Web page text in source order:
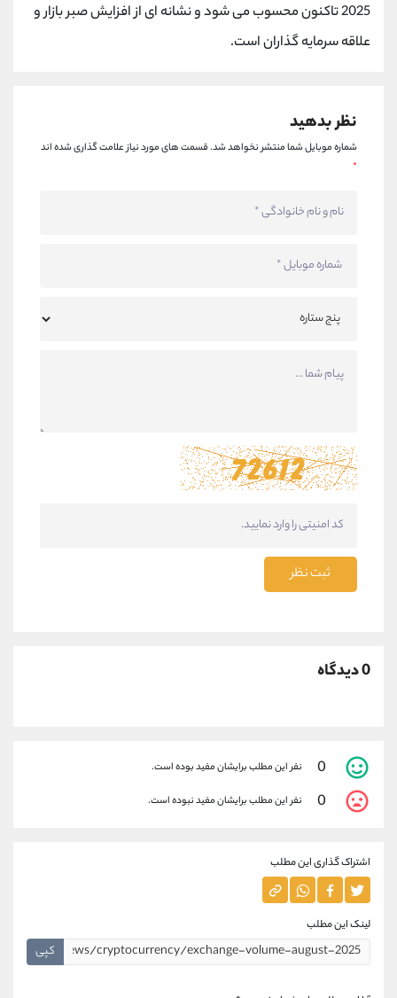
2025 تاکنون محسوب می شود و نشانه ای از افزایش صبر بازار و
علاقه سرمایه گذاران است.
نظر بدهید
شماره موبایل شما منتشر نخواهد شد.قسمت های مورد نیاز علامت گذاری شده اند
*
ثبت نظر
0 دیدگاه
0 نفر این مطلب برایشان مفید بوده است.
0 نفر این مطلب برایشان مفید نبوده است.
اشتراک گذاری این مطلب
لینک این مطلب
کپی